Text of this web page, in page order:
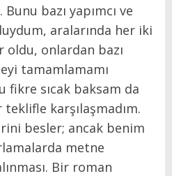
bazı yapımcı ve
aralarında her iki
onlardan bazı
tamamlamamı
fikre sıcak baksam da
karşılaşmadım.
besler; ancak benim
metne
Bir roman